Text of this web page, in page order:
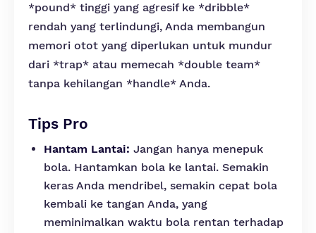
*pound* tinggi yang agresif ke *dribble*
rendah yang terlindungi, Anda membangun
memori otot yang diperlukan untuk mundur
dari *trap* atau memecah *double team*
tanpa kehilangan *handle* Anda.
Tips Pro
Hantam Lantai: Jangan hanya menepuk
bola. Hantamkan bola ke lantai. Semakin
keras Anda mendribel, semakin cepat bola
kembali ke tangan Anda, yang
meminimalkan waktu bola rentan terhadap